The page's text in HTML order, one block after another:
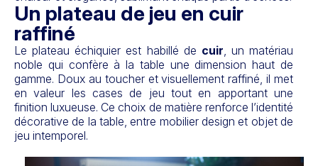
Un plateau de jeu en cuir
raffiné
Le plateau échiquier est habillé de cuir, un matériau
noble qui confère à la table une dimension haut de
gamme. Doux au toucher et visuellement raffiné, il met
en valeur les cases de jeu tout en apportant une
finition luxueuse. Ce choix de matière renforce l’identité
décorative de la table, entre mobilier design et objet de
jeu intemporel.